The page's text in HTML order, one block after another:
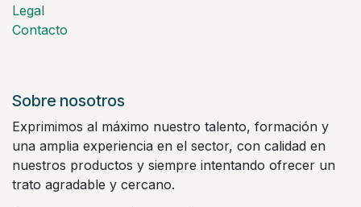
Legal
Contacto
Sobre nosotros
Exprimimos al máximo nuestro talento, formación y
una amplia experiencia en el sector, con calidad en
nuestros productos y siempre intentando ofrecer un
trato agradable y cercano.